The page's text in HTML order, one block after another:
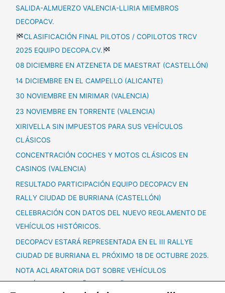
SALIDA-ALMUERZO VALENCIA-LLIRIA MIEMBROS
DECOPACV.
CLASIFICACIÓN FINAL PILOTOS / COPILOTOS TRCV
2025 EQUIPO DECOPA.CV.
08 DICIEMBRE EN ATZENETA DE MAESTRAT (CASTELLÓN)
14 DICIEMBRE EN EL CAMPELLO (ALICANTE)
30 NOVIEMBRE EN MIRIMAR (VALENCIA)
23 NOVIEMBRE EN TORRENTE (VALENCIA)
XIRIVELLA SIN IMPUESTOS PARA SUS VEHÍCULOS
CLÁSICOS
CONCENTRACIÓN COCHES Y MOTOS CLÁSICOS EN
CASINOS (VALENCIA)
RESULTADO PARTICIPACIÓN EQUIPO DECOPACV EN
RALLY CIUDAD DE BURRIANA (CASTELLÓN)
CELEBRACIÓN CON DATOS DEL NUEVO REGLAMENTO DE
VEHÍCULOS HISTÓRICOS.
DECOPACV ESTARÁ REPRESENTADA EN EL III RALLYE
CIUDAD DE BURRIANA EL PRÓXIMO 18 DE OCTUBRE 2025.
NOTA ACLARATORIA DGT SOBRE VEHÍCULOS
HISTÓRICOS + 60 AÑOS ANTIGÜEDAD.